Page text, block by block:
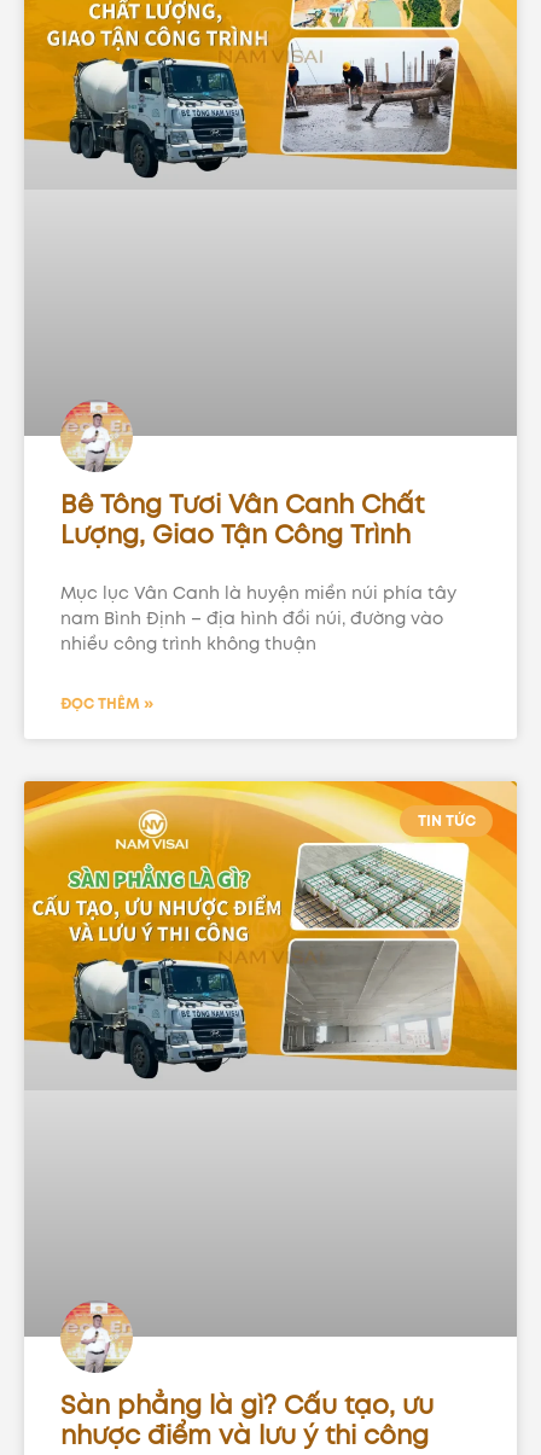
Bê Tông Tươi Vân Canh Chất
Lượng, Giao Tận Công Trình
Mục lục Vân Canh là huyện miền núi phía tây
nam Bình Định – địa hình đồi núi, đường vào
nhiều công trình không thuận
ĐỌC THÊM »
TIN TỨC
Sàn phẳng là gì? Cấu tạo, ưu
nhược điểm và lưu ý thi công